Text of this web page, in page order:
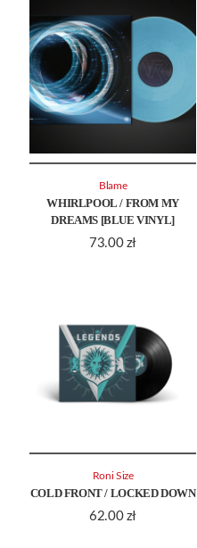
WHIRLPOOL / FROM MY
DREAMS [BLUE VINYL]
73.00 zł
Blame
COLD FRONT / LOCKED DOWN
62.00 zł
Roni Size